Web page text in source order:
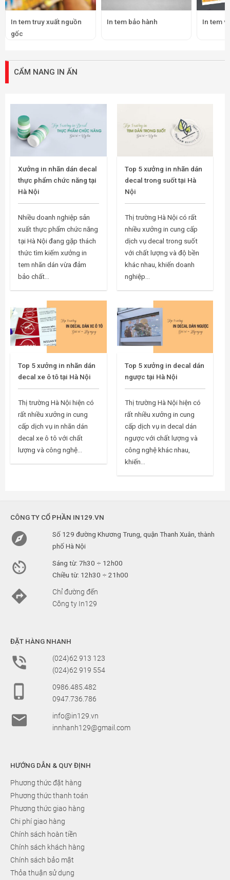
In tem truy xuất nguồn
gốc
In tem bảo hành In tem
CẨM NANG IN ẤN
Xưởng in nhãn dán decal
thực phẩm chức năng tại
Hà Nội
Nhiều doanh nghiệp sản
xuất thực phẩm chức năng
tại Hà Nội đang gặp thách
thức tìm kiếm xưởng in
tem nhãn dán vừa đảm
bảo chất...
Top 5 xưởng in nhãn dán
decal trong suốt tại Hà
Nội
Thị trường Hà Nội có rất
nhiều xưởng in cung cấp
dịch vụ decal trong suốt
với chất lượng và độ bền
khác nhau, khiến doanh
nghiệp...
Top 5 xưởng in nhãn dán
decal xe ô tô tại Hà Nội
Thị trường Hà Nội hiện có
rất nhiều xưởng in cung
cấp dịch vụ in nhãn dán
decal xe ô tô với chất
lượng và công nghệ...
Top 5 xưởng in decal dán
ngược tại Hà Nội
Thị trường Hà Nội hiện có
rất nhiều xưởng in cung
cấp dịch vụ in decal dán
ngược với chất lượng và
công nghệ khác nhau,
khiến...
CÔNG TY CỔ PHẦN IN129.VN

Số 129 đường Khương Trung, quận Thanh Xuân, thành
phố Hà Nội

Sáng từ: 7h30 ÷ 12h00
Chiều từ: 12h30 ÷ 21h00

Chỉ đường đến
Công ty In129
ĐẶT HÀNG NHANH

(024)62 913 123
(024)62 919 554

0986.485.482
0947.736.786

info@in129.vn
innhanh129@gmail.com
HƯỚNG DẪN & QUY ĐỊNH
Phương thức đặt hàng
Phương thức thanh toán
Phương thức giao hàng
Chi phí giao hàng
Chính sách hoàn tiền
Chính sách khách hàng
Chính sách bảo mật
Thỏa thuận sử dụng